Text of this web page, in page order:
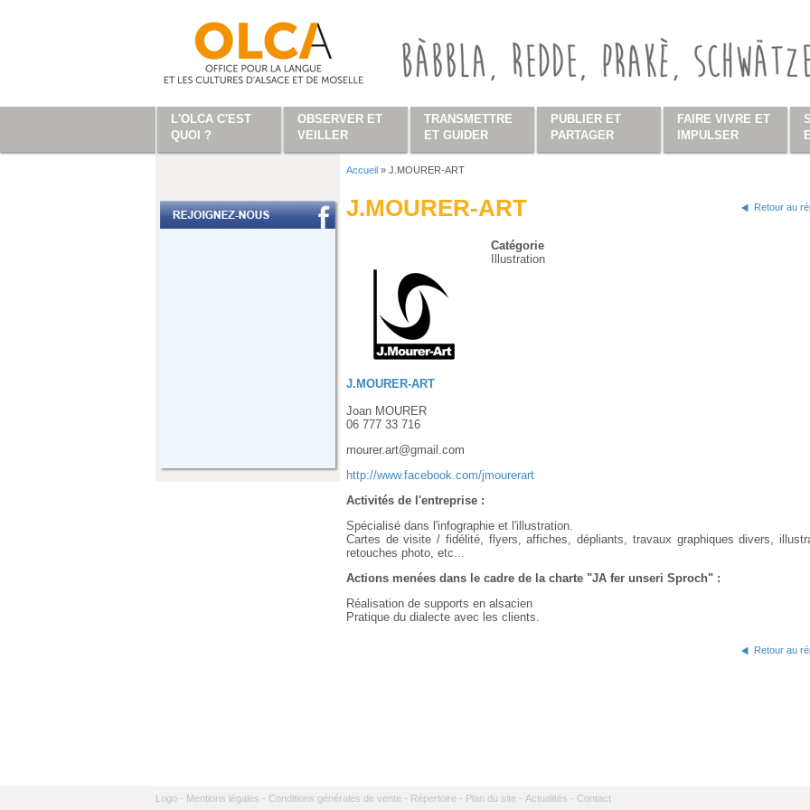
Accueil » J.MOURER-ART
Retour au
J.MOURER-ART
Catégorie
Illustration
J.MOURER-ART
Joan MOURER
06 777 33 716
mourer.art@gmail.com
http://www.facebook.com/jmourerart
Activités de l'entreprise :
Spécialisé dans l'infographie et l'illustration.
Cartes de visite / fidélité, flyers, affiches, dépliants, travaux graphiques divers,
retouches photo, etc...
Actions menées dans le cadre de la charte "JA fer unseri Sproch" :
Réalisation de supports en alsacien
Pratique du dialecte avec les clients.
Retour au
Logo - Mentions légales - Conditions générales de vente - Répertoire - Plan du site - Actualités - Contact
L'OLCA C'EST
QUOI ?
OBSERVER ET
VEILLER
TRANSMETTRE
ET GUIDER
PUBLIER ET
PARTAGER
FAIRE VIVRE ET
IMPULSER